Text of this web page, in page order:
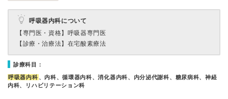
呼吸器内科について
【専門医・資格】 呼吸器専門医
【診療・治療法】 在宅酸素療法
診療科目：
呼吸器内科 、内科、循環器内科、消化器内科、内分泌代謝科、糖尿病科、神経
内科、リハビリテーション科